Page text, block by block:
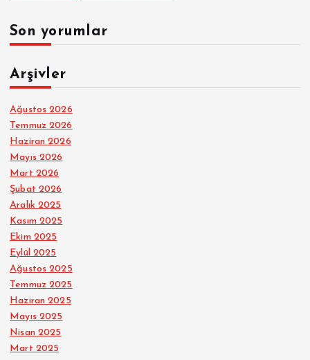
Son yorumlar
Arşivler
Ağustos 2026
Temmuz 2026
Haziran 2026
Mayıs 2026
Mart 2026
Şubat 2026
Aralık 2025
Kasım 2025
Ekim 2025
Eylül 2025
Ağustos 2025
Temmuz 2025
Haziran 2025
Mayıs 2025
Nisan 2025
Mart 2025